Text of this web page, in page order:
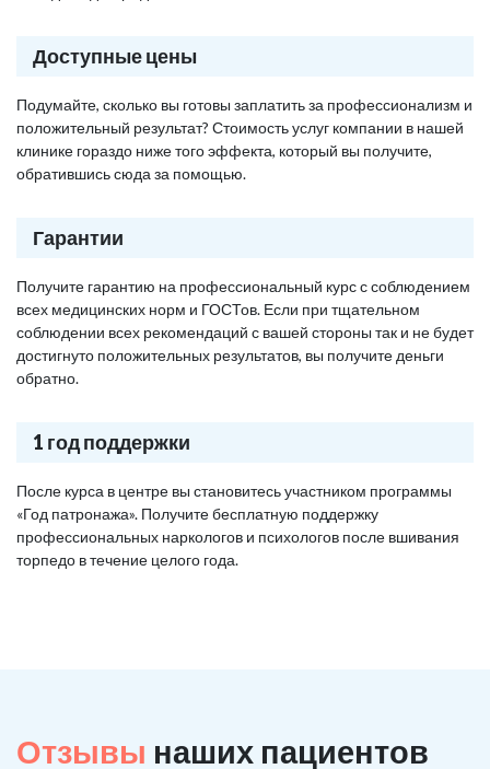
Доступные цены
Подумайте, сколько вы готовы заплатить за профессионализм и
положительный результат? Стоимость услуг компании в нашей
клинике гораздо ниже того эффекта, который вы получите,
обратившись сюда за помощью.
Гарантии
Получите гарантию на профессиональный курс с соблюдением
всех медицинских норм и ГОСТов. Если при тщательном
соблюдении всех рекомендаций с вашей стороны так и не будет
достигнуто положительных результатов, вы получите деньги
обратно.
1 год поддержки
После курса в центре вы становитесь участником программы
«Год патронажа». Получите бесплатную поддержку
профессиональных наркологов и психологов после вшивания
торпедо в течение целого года.
Отзывы наших пациентов